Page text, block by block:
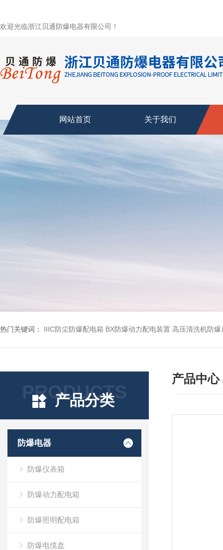
欢迎光临浙江贝通防爆电器有限公司！
网站首页 关于我们
热门关键词： IIIC防尘防爆配电箱 BX防爆动力配电装置 高压清洗机防爆
PRODUCTS
产品分类
防爆电器
防爆仪表箱
防爆动力配电箱
防爆照明配电箱
防爆电缆盘
产品中心